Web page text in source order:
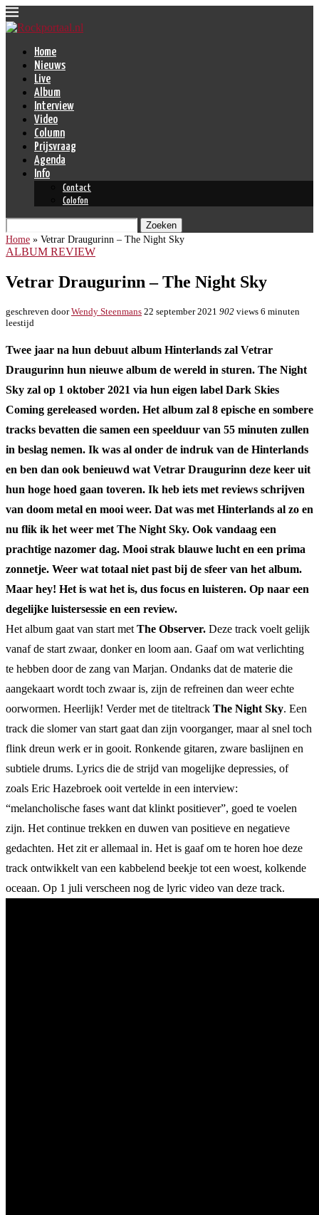
Home
Nieuws
Live
Album
Interview
Video
Column
Prijsvraag
Agenda
Info
Contact
Colofon
Zoeken
Home » Vetrar Draugurinn – The Night Sky
ALBUM REVIEW
Vetrar Draugurinn – The Night Sky
geschreven doorWendy Steenmans 22 september 2021 902 views 6 minuten
leestijd
Twee jaar na hun debuut album Hinterlands zal Vetrar
Draugurinn hun nieuwe album de wereld in sturen. The Night
Sky zal op 1 oktober 2021 via hun eigen label Dark Skies
Coming gereleased worden. Het album zal 8 epische en sombere
tracks bevatten die samen een speelduur van 55 minuten zullen
in beslag nemen. Ik was al onder de indruk van de Hinterlands
en ben dan ook benieuwd wat Vetrar Draugurinn deze keer uit
hun hoge hoed gaan toveren. Ik heb iets met reviews schrijven
van doom metal en mooi weer. Dat was met Hinterlands al zo en
nu flik ik het weer met The Night Sky. Ook vandaag een
prachtige nazomer dag. Mooi strak blauwe lucht en een prima
zonnetje. Weer wat totaal niet past bij de sfeer van het album.
Maar hey! Het is wat het is, dus focus en luisteren. Op naar een
degelijke luistersessie en een review.
Het album gaat van start met The Observer. Deze track voelt gelijk
vanaf de start zwaar, donker en loom aan. Gaaf om wat verlichting
te hebben door de zang van Marjan. Ondanks dat de materie die
aangekaart wordt toch zwaar is, zijn de refreinen dan weer echte
oorwormen. Heerlijk! Verder met de titeltrack The Night Sky. Een
track die slomer van start gaat dan zijn voorganger, maar al snel toch
flink dreun werk er in gooit. Ronkende gitaren, zware baslijnen en
subtiele drums. Lyrics die de strijd van mogelijke depressies, of
zoals Eric Hazebroek ooit vertelde in een interview:
“melancholische fases want dat klinkt positiever”, goed te voelen
zijn. Het continue trekken en duwen van positieve en negatieve
gedachten. Het zit er allemaal in. Het is gaaf om te horen hoe deze
track ontwikkelt van een kabbelend beekje tot een woest, kolkende
oceaan. Op 1 juli verscheen nog de lyric video van deze track.